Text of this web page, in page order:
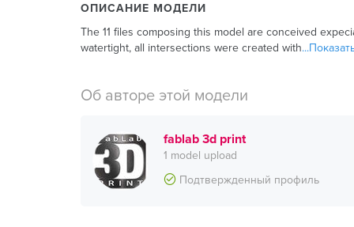
ОПИСАНИЕ МОДЕЛИ
The 11 files composing this model are conceived
watertight, all intersections were created with
Об авторе этой модели
fablab 3d print
1 model upload
Подтвержденный профиль